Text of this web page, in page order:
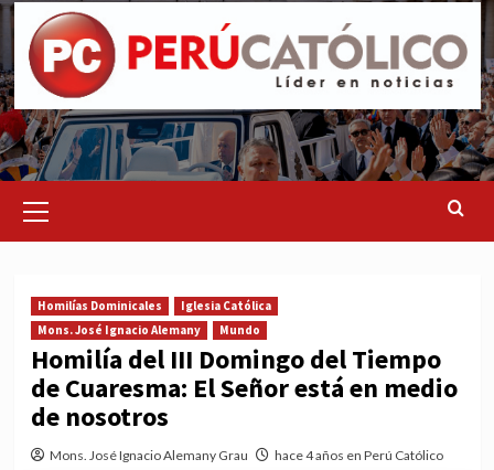
Menu
Homilías Dominicales
Iglesia Católica
Mons. José Ignacio Alemany
Mundo
Homilía del III Domingo del Tiempo
de Cuaresma: El Señor está en medio
de nosotros
Mons. José Ignacio Alemany Grau hace 4 años en Perú Católico